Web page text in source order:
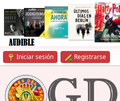
Iniciar sesión Registrarse